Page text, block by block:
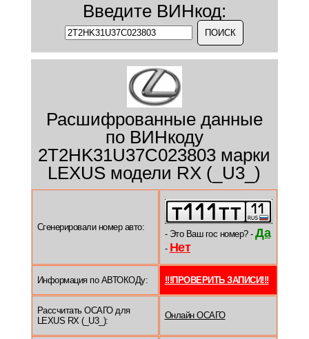
Введите ВИНкод:
Расшифрованные данные
по ВИНкоду
2T2HK31U37C023803 марки
LEXUS модели RX (_U3_)
Сгенерировали номер авто:
- Это Ваш гос номер? - Да
- Нет
Информация по АВТОКОДу: !!!ПРОВЕРИТЬ ЗАПИСИ!!!
Рассчитать ОСАГО для
LEXUS RX (_U3_):
Онлайн ОСАГО